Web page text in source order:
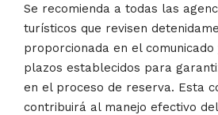
Se recomienda a todas las
turísticos que revisen
proporcionada en el
plazos establecidos para
en el proceso de reserva. Esta
contribuirá al manejo efectivo